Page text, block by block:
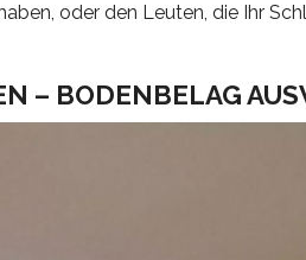
oder den Leuten, die Ihr
– BODENBELAG